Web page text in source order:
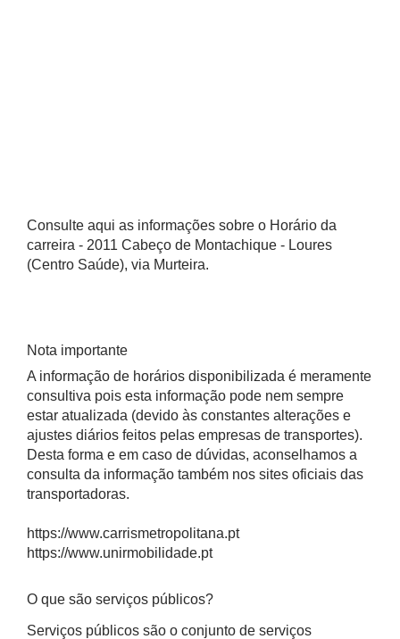
Consulte aqui as informações sobre o Horário da
carreira - 2011 Cabeço de Montachique - Loures
(Centro Saúde), via Murteira.
Nota importante
A informação de horários disponibilizada é meramente
consultiva pois esta informação pode nem sempre
estar atualizada (devido às constantes alterações e
ajustes diários feitos pelas empresas de transportes).
Desta forma e em caso de dúvidas, aconselhamos a
consulta da informação também nos sites oficiais das
transportadoras.
https://www.carrismetropolitana.pt
https://www.unirmobilidade.pt
O que são serviços públicos?
Serviços públicos são o conjunto de serviços